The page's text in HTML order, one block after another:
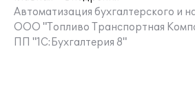
Автоматизация бухгалтерского и
ООО "Топливо Транспортная
ПП "1С:Бухгалтерия 8"